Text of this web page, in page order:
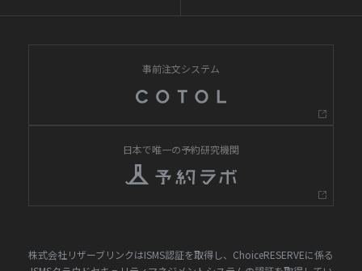
事前注文システム
日本で唯一の予約研究機関
株式会社リザーブリンクはISMS認証を取得し、ChoiceRESERVEに係る